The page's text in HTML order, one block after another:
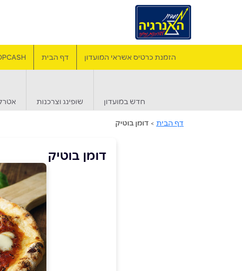
הזמנת כרטיס אשראי המועדון דף הבית
חדש במועדון שופינג וצרכנות
דף הבית > דומן בוטיק
דומן בוטיק